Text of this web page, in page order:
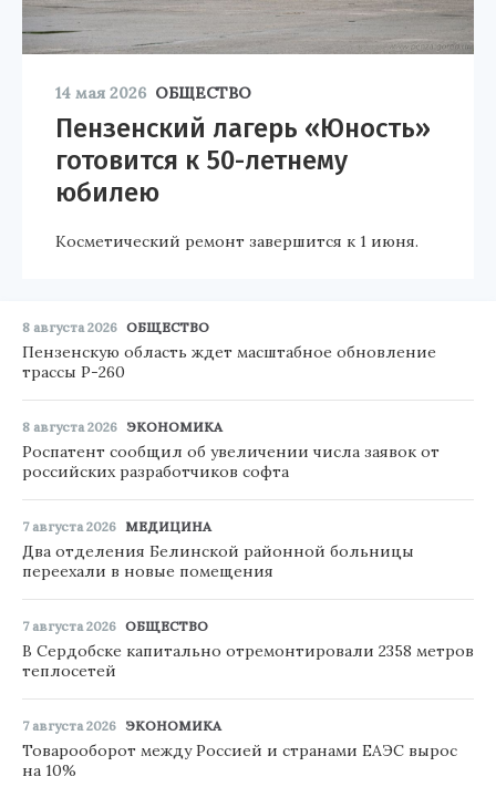
14 мая 2026 ОБЩЕСТВО
Пензенский лагерь «Юность»
готовится к 50-летнему
юбилею
Косметический ремонт завершится к 1 июня.
8 августа 2026 ОБЩЕСТВО
Пензенскую область ждет масштабное обновление
трассы Р-260
8 августа 2026 ЭКОНОМИКА
Роспатент сообщил об увеличении числа заявок от
российских разработчиков софта
7 августа 2026 МЕДИЦИНА
Два отделения Белинской районной больницы
переехали в новые помещения
7 августа 2026 ОБЩЕСТВО
В Сердобске капитально отремонтировали 2358 метров
теплосетей
7 августа 2026 ЭКОНОМИКА
Товарооборот между Россией и странами ЕАЭС вырос
на 10%